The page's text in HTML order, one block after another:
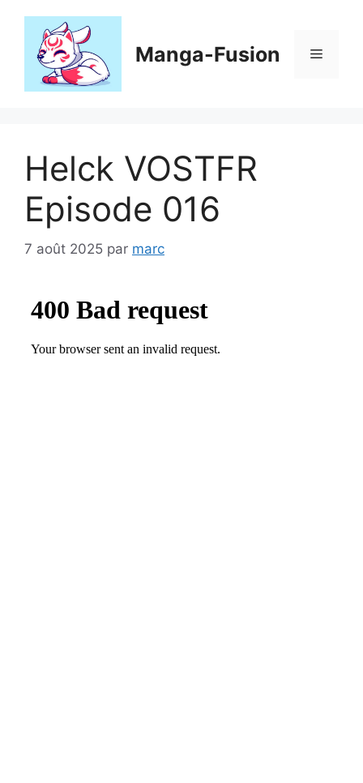
contenu
Manga-Fusion Menu
Helck VOSTFR
Episode 016
7 août 2025 par marc